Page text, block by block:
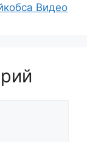
Видео